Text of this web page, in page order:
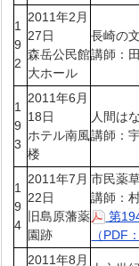
1
9
2
2011年2月
27日
森岳公民館
大ホール
長崎の
講師：
1
9
3
2011年6月
18日
ホテル南風
楼
人間は
講師：
1
9
4
2011年7月
22日
旧島原藩薬
園跡
市民薬
講師：
第
（PDF
2011年8月